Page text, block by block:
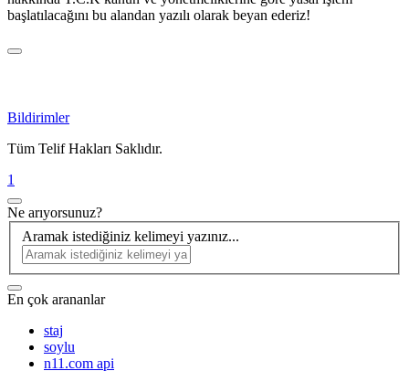
başlatılacağını bu alandan yazılı olarak beyan ederiz!
Bildirimler
Tüm Telif Hakları Saklıdır.
1
Ne arıyorsunuz?
Aramak istediğiniz kelimeyi yazınız...
En çok arananlar
staj
soylu
n11.com api